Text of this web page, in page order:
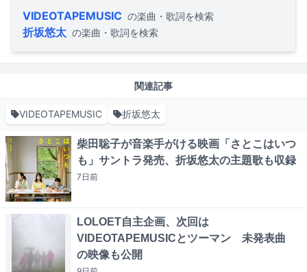
VIDEOTAPEMUSIC の楽曲・歌詞を検索
折坂悠太 の楽曲・歌詞を検索
関連記事
VIDEOTAPEMUSIC 折坂悠太
柴田聡子が音楽手がける映画「さとこはいつ
も」サントラ発売、折坂悠太の主題歌も収録
7日前
LOLOET自主企画、次回は
VIDEOTAPEMUSICとツーマン 未発表曲
の映像も公開